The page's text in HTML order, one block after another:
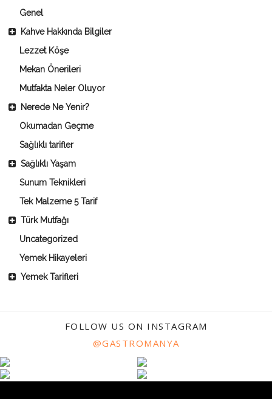
Genel
Kahve Hakkında Bilgiler
Lezzet Köşe
Mekan Önerileri
Mutfakta Neler Oluyor
Nerede Ne Yenir?
Okumadan Geçme
Sağlıklı tarifler
Sağlıklı Yaşam
Sunum Teknikleri
Tek Malzeme 5 Tarif
Türk Mutfağı
Uncategorized
Yemek Hikayeleri
Yemek Tarifleri
FOLLOW US ON INSTAGRAM
@GASTROMANYA